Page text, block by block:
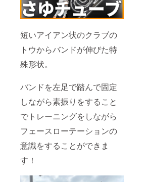
短いアイアン状のクラブの
トウからバンドが伸びた特
殊形状。
バンドを左足で踏んで固定
しながら素振りをすること
でトレーニングをしながら
フェースローテーションの
意識をすることができま
す！